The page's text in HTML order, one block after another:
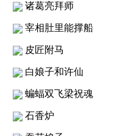
诸葛亮拜师
宰相肚里能撑船
皮匠附马
白娘子和许仙
蝙蝠双飞梁祝魂
石香炉